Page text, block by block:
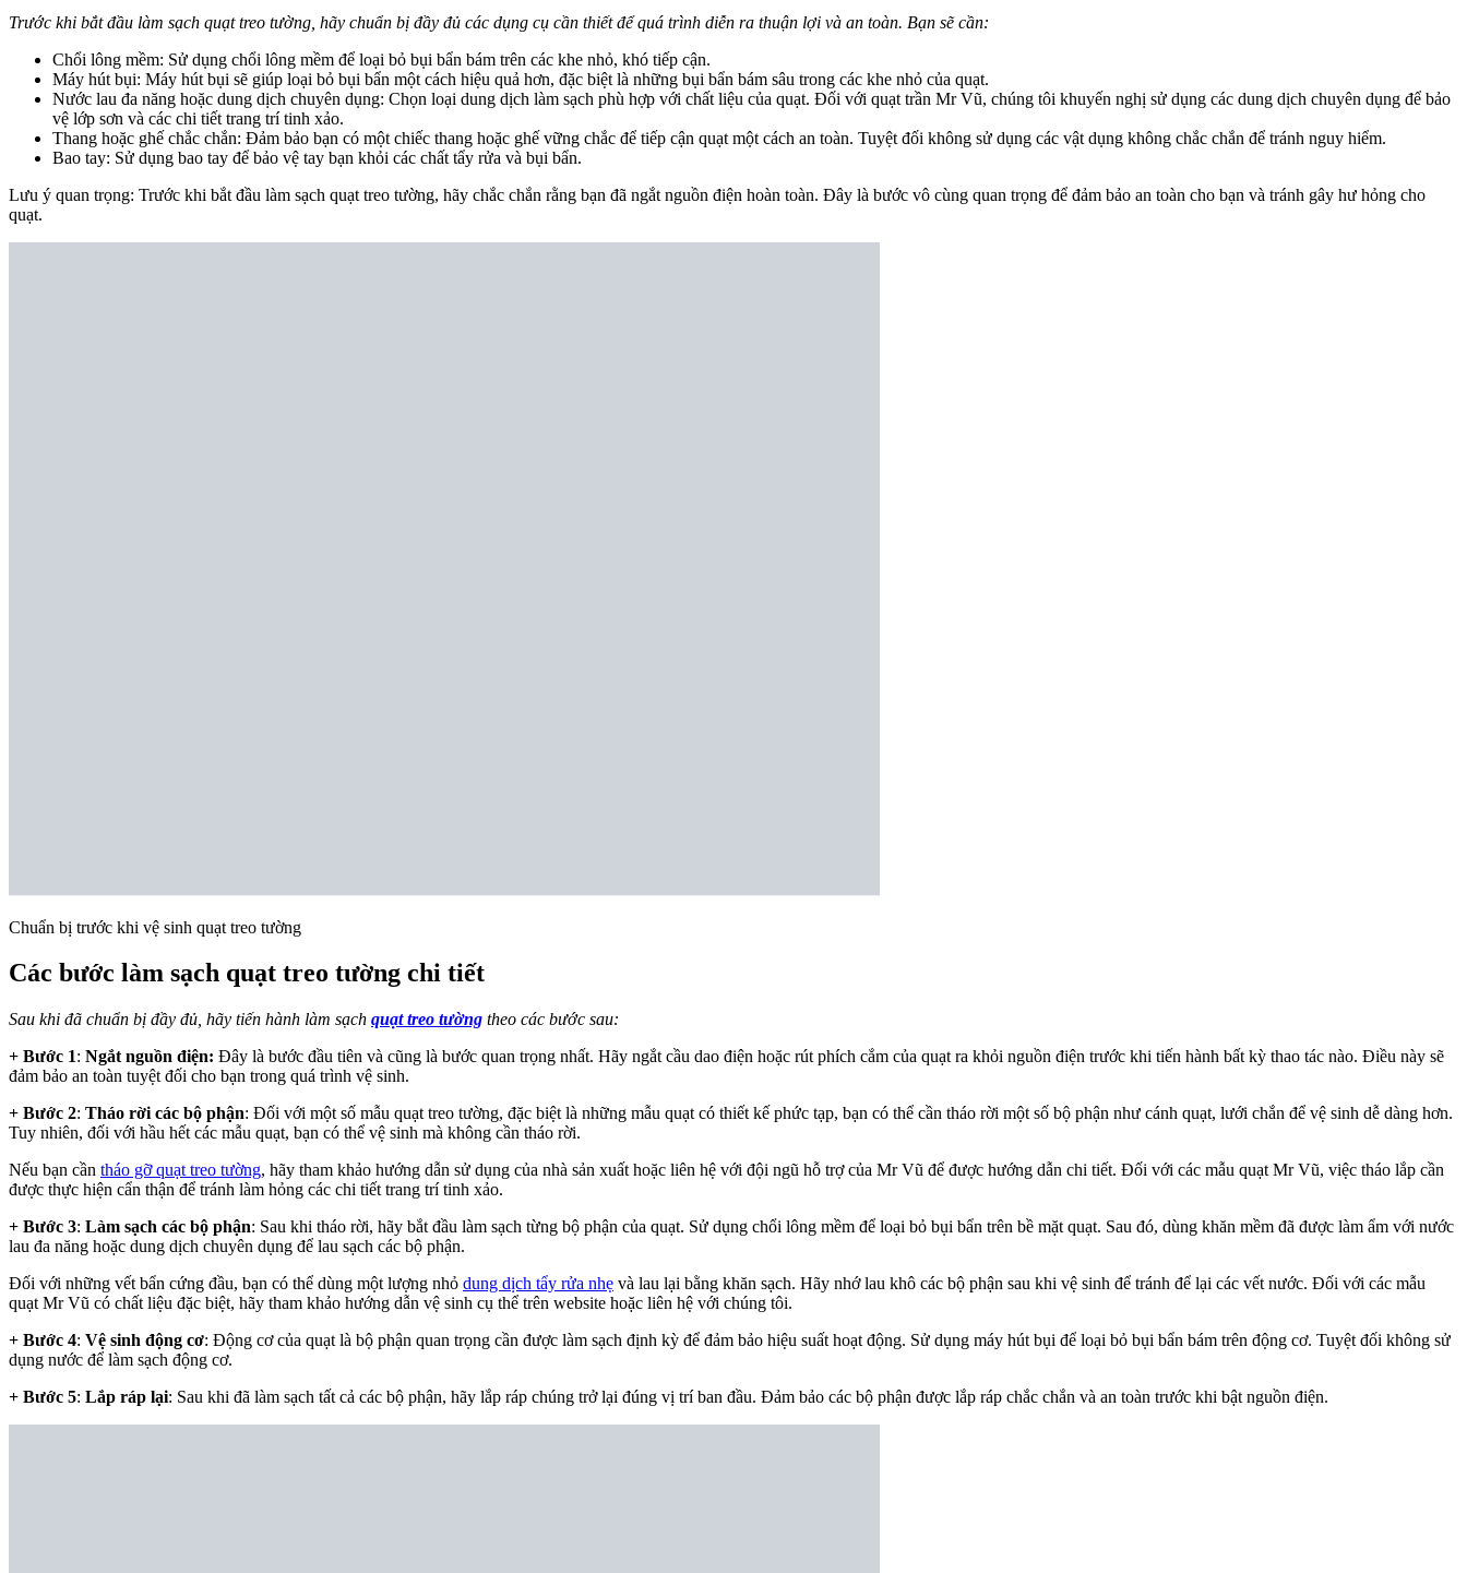
Trước khi bắt đầu làm sạch quạt treo tường, hãy chuẩn bị đầy đủ các dụng cụ cần thiết để quá trình diễn ra thuận lợi và an toàn. Bạn sẽ cần:
Chổi lông mềm: Sử dụng chổi lông mềm để loại bỏ bụi bẩn bám trên các khe nhỏ, khó tiếp cận.
Máy hút bụi: Máy hút bụi sẽ giúp loại bỏ bụi bẩn một cách hiệu quả hơn, đặc biệt là những bụi bẩn bám sâu trong các khe nhỏ của quạt.
Nước lau đa năng hoặc dung dịch chuyên dụng: Chọn loại dung dịch làm sạch phù hợp với chất liệu của quạt. Đối với quạt trần Mr Vũ, chúng tôi khuyến nghị sử dụng các dung dịch chuyên dụng để bảo
vệ lớp sơn và các chi tiết trang trí tinh xảo.
Thang hoặc ghế chắc chắn: Đảm bảo bạn có một chiếc thang hoặc ghế vững chắc để tiếp cận quạt một cách an toàn. Tuyệt đối không sử dụng các vật dụng không chắc chắn để tránh nguy hiểm.
Bao tay: Sử dụng bao tay để bảo vệ tay bạn khỏi các chất tẩy rửa và bụi bẩn.
Lưu ý quan trọng: Trước khi bắt đầu làm sạch quạt treo tường, hãy chắc chắn rằng bạn đã ngắt nguồn điện hoàn toàn. Đây là bước vô cùng quan trọng để đảm bảo an toàn cho bạn và tránh gây hư hỏng cho
quạt.
Chuẩn bị trước khi vệ sinh quạt treo tường
Các bước làm sạch quạt treo tường chi tiết
Sau khi đã chuẩn bị đầy đủ, hãy tiến hành làm sạch quạt treo tường theo các bước sau:
+ Bước 1: Ngắt nguồn điện: Đây là bước đầu tiên và cũng là bước quan trọng nhất. Hãy ngắt cầu dao điện hoặc rút phích cắm của quạt ra khỏi nguồn điện trước khi tiến hành bất kỳ thao tác nào. Điều này sẽ
đảm bảo an toàn tuyệt đối cho bạn trong quá trình vệ sinh.
+ Bước 2: Tháo rời các bộ phận: Đối với một số mẫu quạt treo tường, đặc biệt là những mẫu quạt có thiết kế phức tạp, bạn có thể cần tháo rời một số bộ phận như cánh quạt, lưới chắn để vệ sinh dễ dàng hơn.
Tuy nhiên, đối với hầu hết các mẫu quạt, bạn có thể vệ sinh mà không cần tháo rời.
Nếu bạn cần tháo gỡ quạt treo tường, hãy tham khảo hướng dẫn sử dụng của nhà sản xuất hoặc liên hệ với đội ngũ hỗ trợ của Mr Vũ để được hướng dẫn chi tiết. Đối với các mẫu quạt Mr Vũ, việc tháo lắp cần
được thực hiện cẩn thận để tránh làm hỏng các chi tiết trang trí tinh xảo.
+ Bước 3: Làm sạch các bộ phận: Sau khi tháo rời, hãy bắt đầu làm sạch từng bộ phận của quạt. Sử dụng chổi lông mềm để loại bỏ bụi bẩn trên bề mặt quạt. Sau đó, dùng khăn mềm đã được làm ẩm với nước
lau đa năng hoặc dung dịch chuyên dụng để lau sạch các bộ phận.
Đối với những vết bẩn cứng đầu, bạn có thể dùng một lượng nhỏ dung dịch tẩy rửa nhẹ và lau lại bằng khăn sạch. Hãy nhớ lau khô các bộ phận sau khi vệ sinh để tránh để lại các vết nước. Đối với các mẫu
quạt Mr Vũ có chất liệu đặc biệt, hãy tham khảo hướng dẫn vệ sinh cụ thể trên website hoặc liên hệ với chúng tôi.
+ Bước 4: Vệ sinh động cơ: Động cơ của quạt là bộ phận quan trọng cần được làm sạch định kỳ để đảm bảo hiệu suất hoạt động. Sử dụng máy hút bụi để loại bỏ bụi bẩn bám trên động cơ. Tuyệt đối không sử
dụng nước để làm sạch động cơ.
+ Bước 5: Lắp ráp lại: Sau khi đã làm sạch tất cả các bộ phận, hãy lắp ráp chúng trở lại đúng vị trí ban đầu. Đảm bảo các bộ phận được lắp ráp chắc chắn và an toàn trước khi bật nguồn điện.